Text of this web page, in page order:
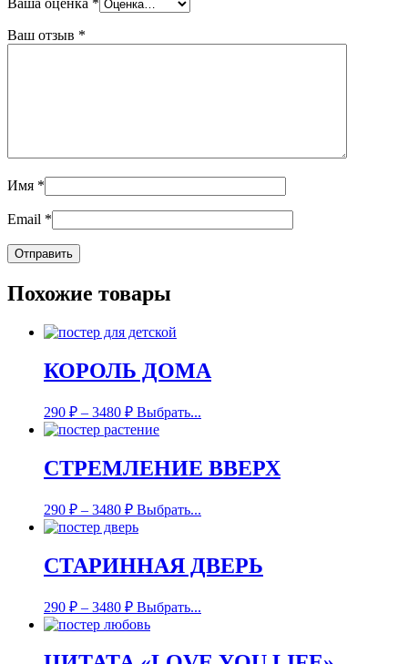
Ваша оценка *
Ваш отзыв *
Имя *
Email *
Похожие товары
КОРОЛЬ ДОМА
290 ₽ – 3480 ₽ Выбрать...
СТРЕМЛЕНИЕ ВВЕРХ
290 ₽ – 3480 ₽ Выбрать...
СТАРИННАЯ ДВЕРЬ
290 ₽ – 3480 ₽ Выбрать...